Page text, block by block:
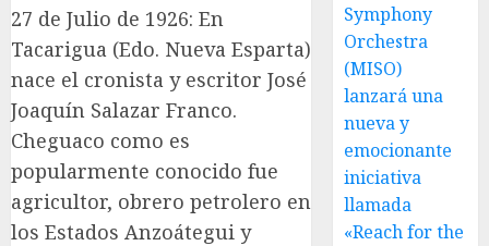
27 de Julio de 1926: En
Tacarigua (Edo. Nueva Esparta)
nace el cronista y escritor José
Joaquín Salazar Franco.
Cheguaco como es
popularmente conocido fue
agricultor, obrero petrolero en
los Estados Anzoátegui y
Symphony
Orchestra
(MISO)
lanzará una
nueva y
emocionante
iniciativa
llamada
«Reach for the